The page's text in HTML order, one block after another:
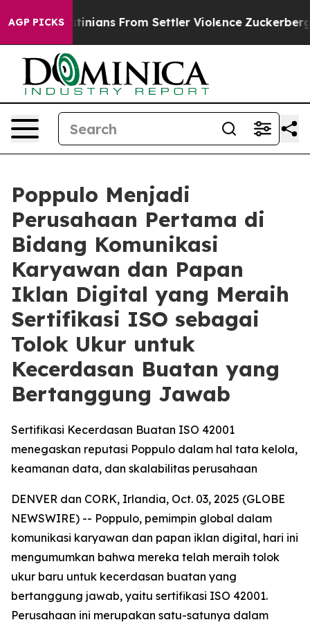
AGP PICKS
Palestinians From Settler Violence Zuckerberg
Poppulo Menjadi
Perusahaan Pertama di
Bidang Komunikasi
Karyawan dan Papan
Iklan Digital yang Meraih
Sertifikasi ISO sebagai
Tolok Ukur untuk
Kecerdasan Buatan yang
Bertanggung Jawab
Sertifikasi Kecerdasan Buatan ISO 42001
menegaskan reputasi Poppulo dalam hal tata kelola,
keamanan data, dan skalabilitas perusahaan
DENVER dan CORK, Irlandia, Oct. 03, 2025 (GLOBE
NEWSWIRE) -- Poppulo, pemimpin global dalam
komunikasi karyawan dan papan iklan digital, hari ini
mengumumkan bahwa mereka telah meraih tolok
ukur baru untuk kecerdasan buatan yang
bertanggung jawab, yaitu sertifikasi ISO 42001.
Perusahaan ini merupakan satu-satunya dalam